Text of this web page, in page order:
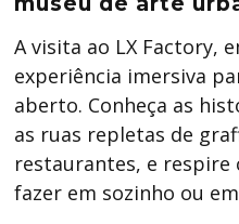
A visita ao LX Factory,
experiência imersiva
aberto. Conheça as
as ruas repletas de
restaurantes, e respire
fazer em sozinho ou